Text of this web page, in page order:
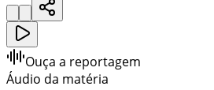
Ouça a reportagem
Áudio da matéria